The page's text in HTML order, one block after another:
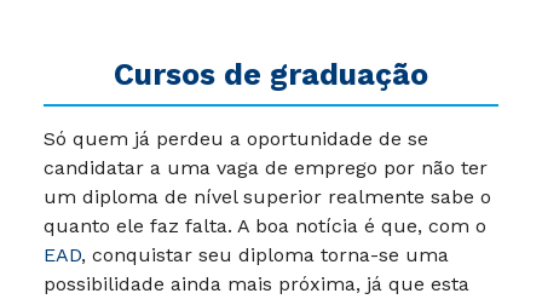
Cursos de graduação
Só quem já perdeu a oportunidade de se
candidatar a uma vaga de emprego por não ter
um diploma de nível superior realmente sabe o
quanto ele faz falta. A boa notícia é que, com o
EAD, conquistar seu diploma torna-se uma
possibilidade ainda mais próxima, já que esta